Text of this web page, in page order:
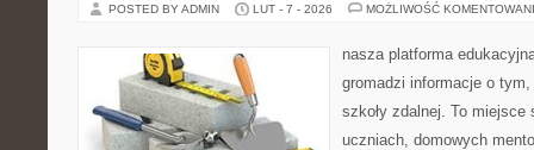
POSTED BY ADMIN LUT - 7 - 2026 MOŻLIWOŚĆ
nasza platforma
gromadzi informacje o
szkoły zdalnej. To
uczniach, domowych